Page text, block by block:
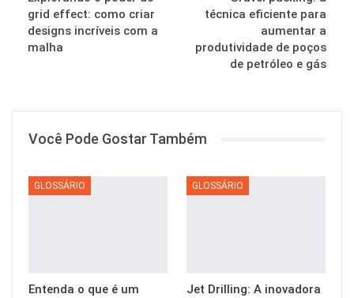
grid effect: como criar
designs incríveis com a
malha
técnica eficiente para
aumentar a
produtividade de poços
de petróleo e gás
Você Pode Gostar Também
GLOSSÁRIO
Entenda o que é um
GLOSSÁRIO
Jet Drilling: A inovadora